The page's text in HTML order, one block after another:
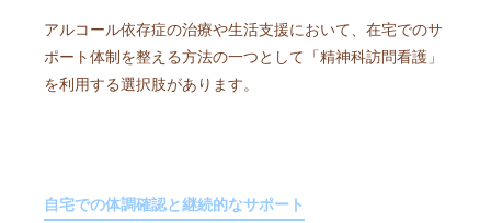
アルコール依存症の治療や生活支援において、在宅でのサ
ポート体制を整える方法の一つとして「精神科訪問看護」
を利用する選択肢があります。
自宅での体調確認と継続的なサポート